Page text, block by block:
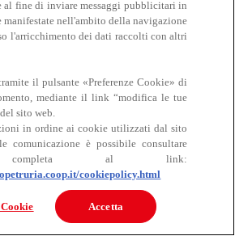
Carne
fine di inviare messaggi pubblicitari in
manifestate nell'ambito della navigazione
l'arricchimento dei dati raccolti con altri
il pulsante «Preferenze Cookie» di
mediante il link “modifica le tue
sito web.
in ordine ai cookie utilizzati dal sito
comunicazione è possibile consultare
completa al link:
cookiepolicy.html
Accetta